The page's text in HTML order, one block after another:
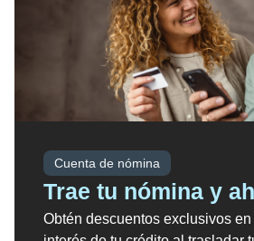
Cuenta de nómina
Trae tu nómina y
Obtén descuentos exclusivos